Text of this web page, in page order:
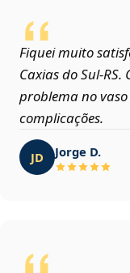
Fiquei muito
Caxias do
problema no
complicações.
JD Jorge D.